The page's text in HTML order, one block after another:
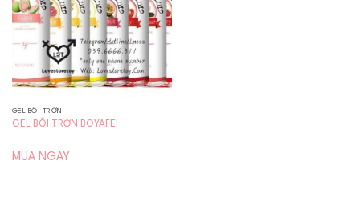
GEL BÔI TRƠN
GEL BÔI TRƠN BOYAFEI
MUA NGAY